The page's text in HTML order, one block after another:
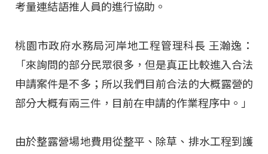
考量連結語推人員的進行協助。
桃園市政府水務局河岸地工程管理科長 王瀚逸：
「來詢問的部分民眾很多，但是真正比較進入合法
申請案件是不多；所以我們目前合法的大概露營的
部分大概有兩三件，目前在申請的作業程序中。」
由於整露營場地費用從整平、除草、排水工程到護